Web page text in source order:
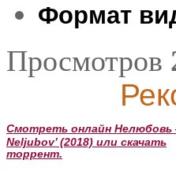
Формат
Просмотров
Смотреть онлайн
Neljubov’ (2018) или скачать
торрент.